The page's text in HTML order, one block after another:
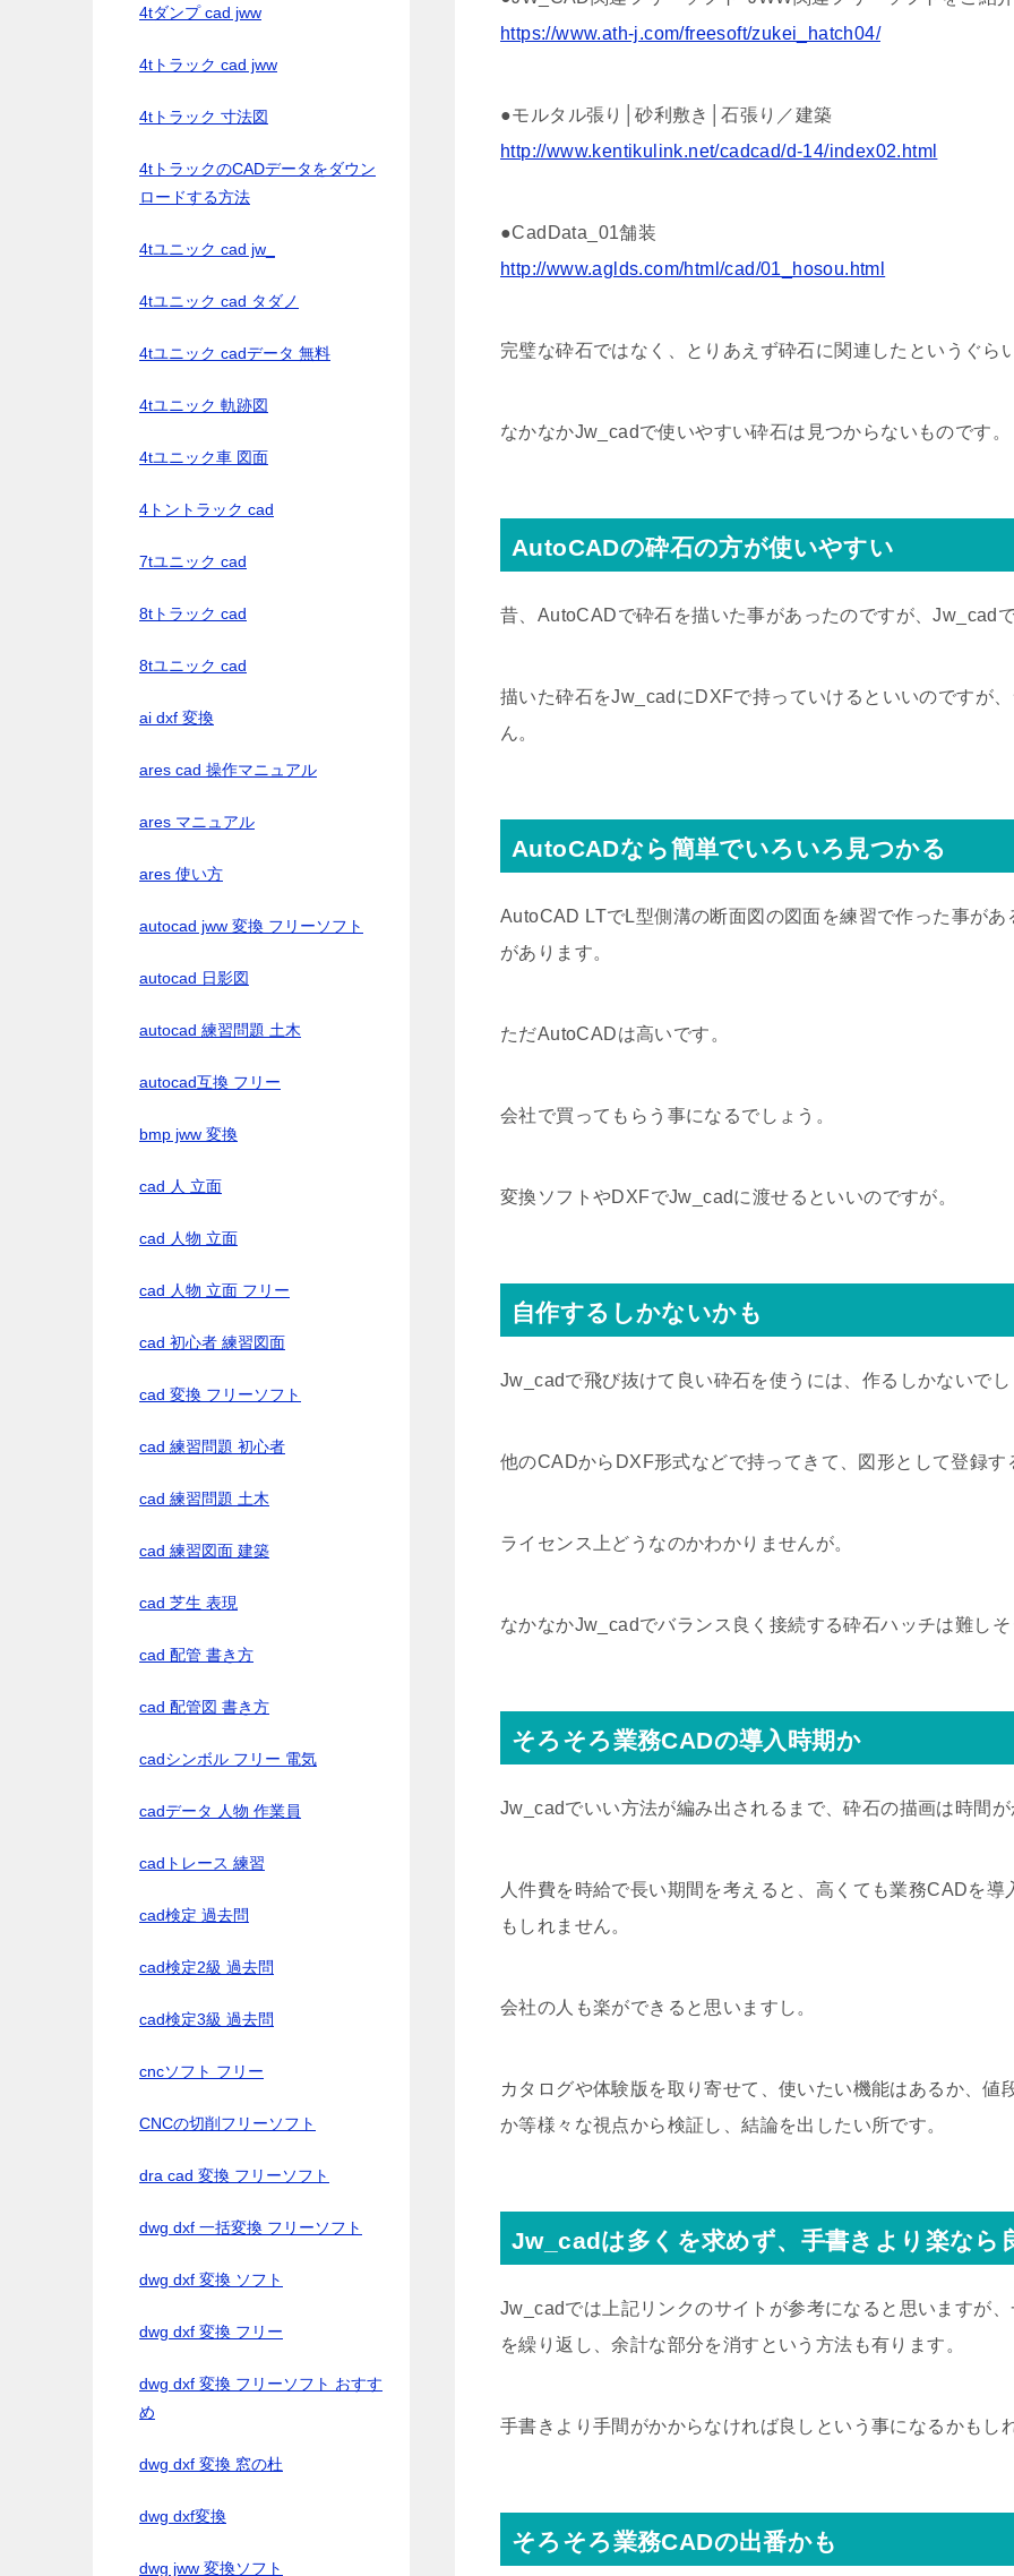
https://www.ath-j.com/freesoft/zukei_hatch04/
●モルタル張り│砂利敷き│石張り／建築
http://www.kentikulink.net/cadcad/d-14/index02.html
●CadData_01舗装
http://www.aglds.com/html/cad/01_hosou.html
完璧な砕石ではなく、とりあえず砕石に関連したというぐら
なかなかJw_cadで使いやすい砕石は見つからないものです。
AutoCADの砕石の方が使いやすい
昔、AutoCADで砕石を描いた事があったのですが、Jw_cad
描いた砕石をJw_cadにDXFで持っていけるといいのですが
ん。
AutoCADなら簡単でいろいろ見つかる
AutoCAD LTでL型側溝の断面図の図面を練習で作った事が
があります。
ただAutoCADは高いです。
会社で買ってもらう事になるでしょう。
変換ソフトやDXFでJw_cadに渡せるといいのですが。
自作するしかないかも
Jw_cadで飛び抜けて良い砕石を使うには、作るしかないで
他のCADからDXF形式などで持ってきて、図形として登録す
ライセンス上どうなのかわかりませんが。
なかなかJw_cadでバランス良く接続する砕石ハッチは難し
そろそろ業務CADの導入時期か
Jw_cadでいい方法が編み出されるまで、砕石の描画は時間
人件費を時給で長い期間を考えると、高くても業務CADを
もしれません。
会社の人も楽ができると思いますし。
カタログや体験版を取り寄せて、使いたい機能はあるか、
か等様々な視点から検証し、結論を出したい所です。
Jw_cadは多くを求めず、手書きより楽なら
Jw_cadでは上記リンクのサイトが参考になると思いますが
を繰り返し、余計な部分を消すという方法も有ります。
手書きより手間がかからなければ良しという事になるかもし
そろそろ業務CADの出番かも
4tダンプ cad jww
4tトラック cad jww
4tトラック 寸法図
4tトラックのCADデータをダウン
ロードする方法
4tユニック cad jw_
4tユニック cad タダノ
4tユニック cadデータ 無料
4tユニック 軌跡図
4tユニック車 図面
4トントラック cad
7tユニック cad
8tトラック cad
8tユニック cad
ai dxf 変換
ares cad 操作マニュアル
ares マニュアル
ares 使い方
autocad jww 変換 フリーソフト
autocad 日影図
autocad 練習問題 土木
autocad互換 フリー
bmp jww 変換
cad 人 立面
cad 人物 立面
cad 人物 立面 フリー
cad 初心者 練習図面
cad 変換 フリーソフト
cad 練習問題 初心者
cad 練習問題 土木
cad 練習図面 建築
cad 芝生 表現
cad 配管 書き方
cad 配管図 書き方
cadシンボル フリー 電気
cadデータ 人物 作業員
cadトレース 練習
cad検定 過去問
cad検定2級 過去問
cad検定3級 過去問
cncソフト フリー
CNCの切削フリーソフト
dra cad 変換 フリーソフト
dwg dxf 一括変換 フリーソフト
dwg dxf 変換 ソフト
dwg dxf 変換 フリー
dwg dxf 変換 フリーソフト おすす
め
dwg dxf 変換 窓の杜
dwg dxf変換
dwg jww 変換ソフト